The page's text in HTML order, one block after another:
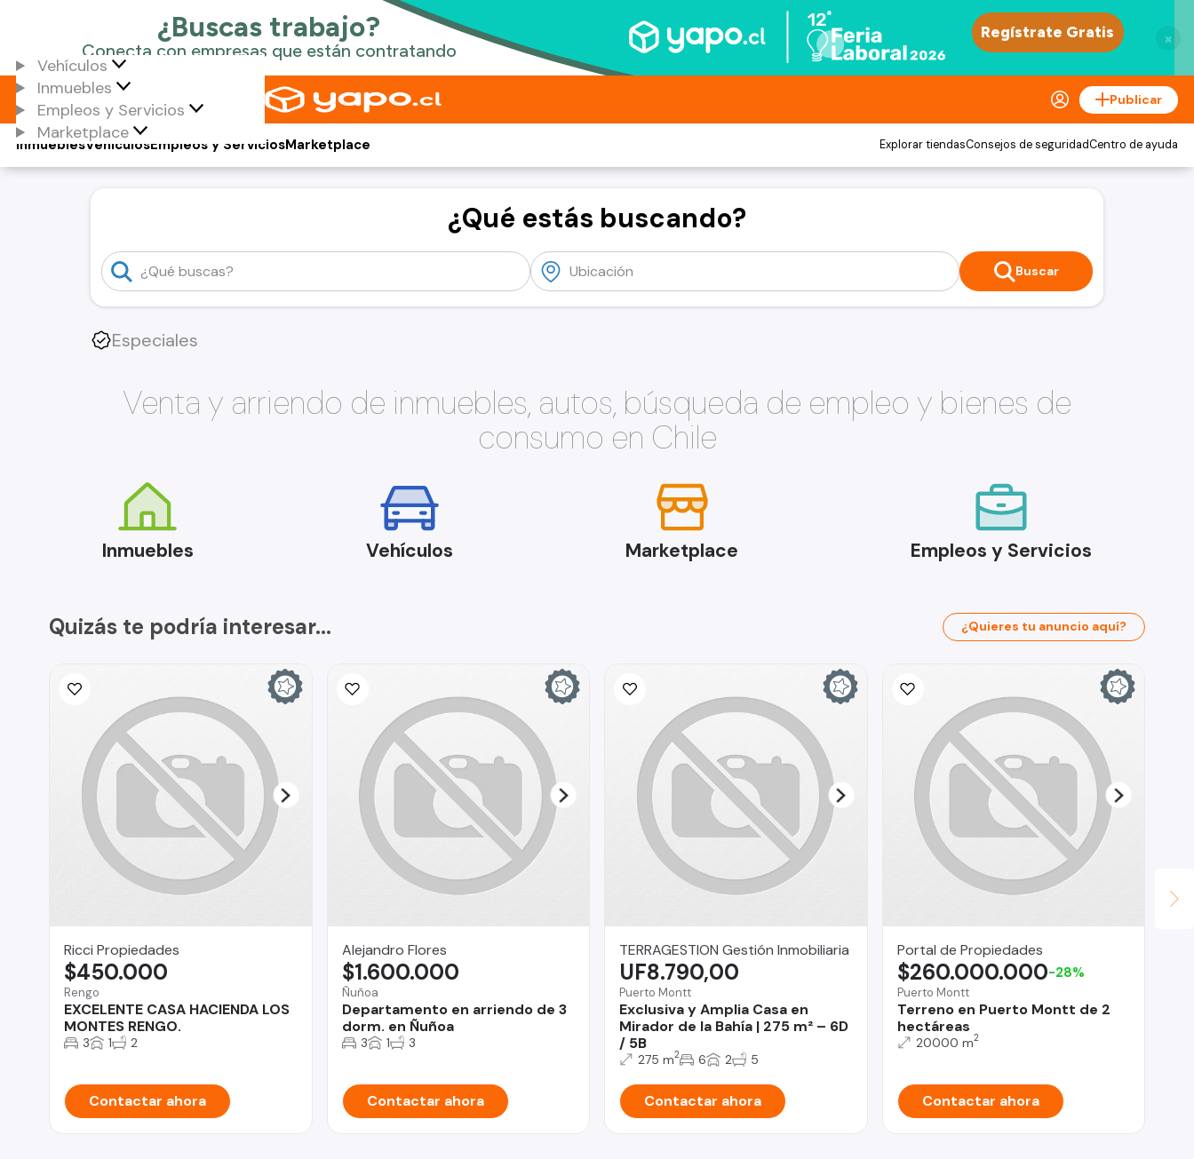
×
Vehículos
Inmuebles
Empleos y Servicios
Marketplace
Publicar
Vehículos
Inmuebles Empleos y ServiciosMarketplace Explorar tiendasConsejos de seguridadCentro de ayuda
¿Qué estás buscando?
Buscar
Especiales
Venta y arriendo de inmuebles, autos, búsqueda de empleo y bienes de
consumo en Chile
Inmuebles Vehículos Marketplace Empleos y Servicios
Quizás te podría interesar... ¿Quieres tu anuncio aquí?
Ricci Propiedades
Rengo
EXCELENTE CASA HACIENDA LOS
MONTES RENGO.
$450.000
3 1 2
Contactar ahora
Alejandro Flores
Ñuñoa
Departamento en arriendo de 3
dorm. en Ñuñoa
$1.600.000
3 1 3
Contactar ahora
TERRAGESTION Gestión Inmobiliaria
Puerto Montt
Exclusiva y Amplia Casa en
Mirador de la Bahía | 275 m² – 6D
/ 5B
UF8.790,00
275 m2 6 2 5
Contactar ahora
Portal de Propiedades
Puerto Montt
Terreno en Puerto Montt de 2
hectáreas
$260.000.000-28%
20000 m2
Contactar ahora